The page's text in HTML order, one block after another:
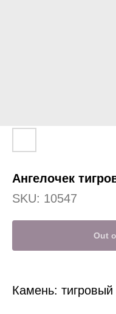
Ангелочек
SKU: 10547
Out
Камень: тигровый